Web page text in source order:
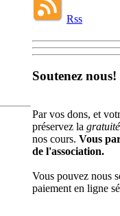
Rss
Soutenez nous!
Par vos dons, et
préservez la gratuité
nos cours. Vous
de l'association.
Vous pouvez nous
paiement en ligne